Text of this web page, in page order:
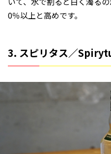
0％以上と高めです。
3. スピリタス／